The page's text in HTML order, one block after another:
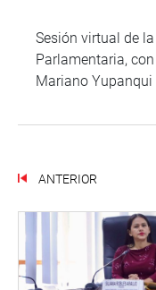
Sesión virtual de
Parlamentaria,
Mariano
ANTERIOR